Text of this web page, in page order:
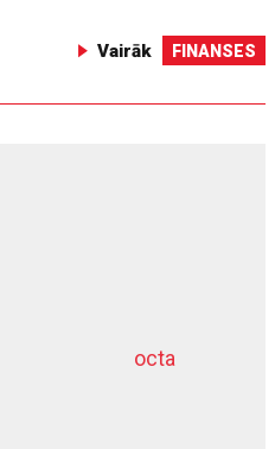
Vairāk FINANSES
octa
dziļurbums